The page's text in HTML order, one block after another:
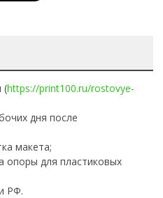
(https://print100.ru/rostovye-
дня после
макета;
опоры для пластиковых
РФ.